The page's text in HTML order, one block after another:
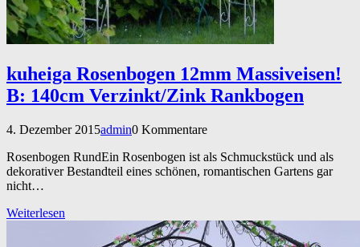
kuheiga Rosenbogen 12mm Massiveisen!
B: 140cm Verzinkt/Zink Rankbogen
4. Dezember 2015admin0 Kommentare
Rosenbogen RundEin Rosenbogen ist als Schmuckstück und als
dekorativer Bestandteil eines schönen, romantischen Gartens gar
nicht…
Weiterlesen